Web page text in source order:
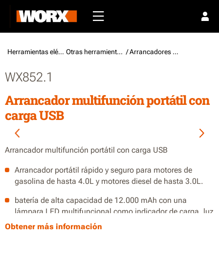
Herramientas eléctricas / Otras herramientas eléctricas / Arrancadores multifunción
WX852.1
Arrancador multifunción portátil con
carga USB
Arrancador multifunción portátil con carga USB
Arrancador portátil rápido y seguro para motores de
gasolina de hasta 4.0L y motores diesel de hasta 3.0L.
batería de alta capacidad de 12.000 mAh con una
lámpara LED multifuncional como indicador de carga, luz
de trabajo, luz de emergencia y linterna.
Obtener más información